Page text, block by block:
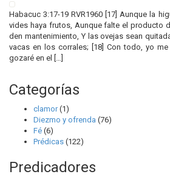
Habacuc 3:17-19 RVR1960 [17] Aunque la
vides haya frutos, Aunque falte el producto
den mantenimiento, Y las ovejas sean
vacas en los corrales; [18] Con todo, yo
gozaré en el […]
Categorías
clamor(1)
Diezmo y ofrenda (76)
Fé (6)
Prédicas (122)
Predicadores